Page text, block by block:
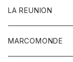
LA REUNION
MARCOMONDE